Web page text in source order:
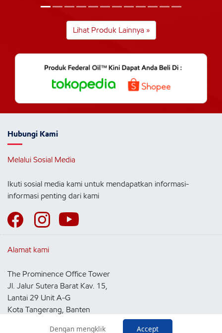
Lihat Produk Lainnya »
Hubungi Kami
Melalui Sosial Media
Ikuti sosial media kami untuk mendapatkan informasi-
informasi penting dari kami
Alamat kami
The Prominence Office Tower
Jl. Jalur Sutera Barat Kav. 15,
Lantai 29 Unit A-G
Kota Tangerang, Banten
Accept
Dengan mengklik